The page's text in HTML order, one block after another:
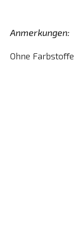
Anmerkungen:
Ohne Farbstoffe